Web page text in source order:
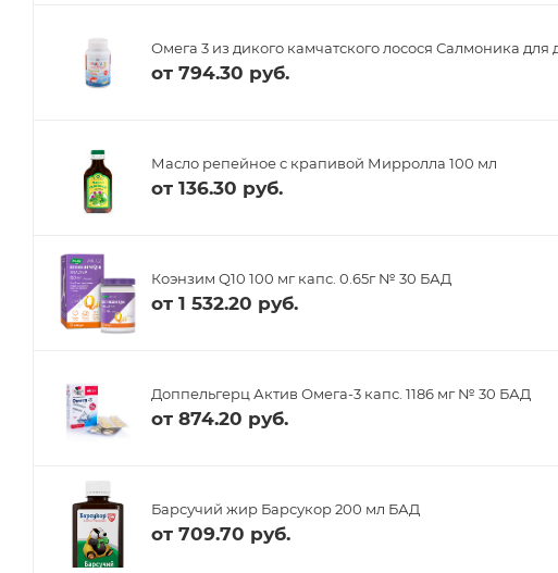
Омега 3 из дикого камчатского лосося Салмоника
от 794.30 руб.
Масло репейное с крапивой Мирролла 100 мл
от 136.30 руб.
Коэнзим Q10 100 мг капс. 0.65г № 30 БАД
от 1 532.20 руб.
Доппельгерц Актив Омега-3 капс. 1186 мг № 30 БАД
от 874.20 руб.
Барсучий жир Барсукор 200 мл БАД
от 709.70 руб.